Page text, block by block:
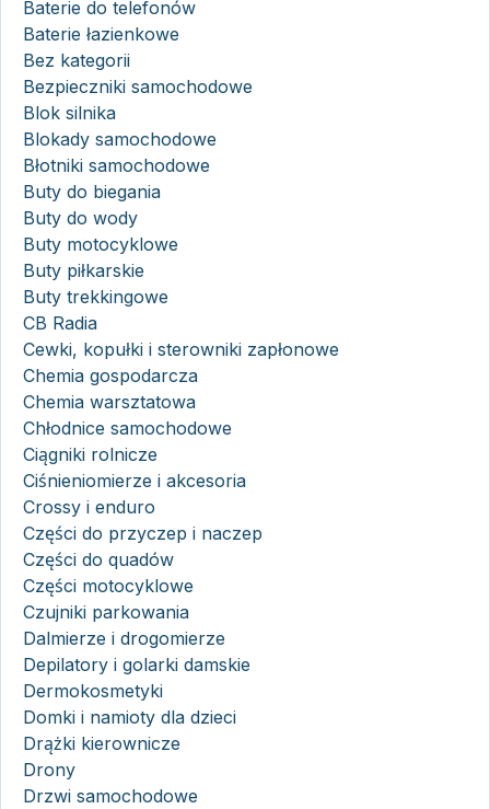
Baterie do telefonów
Baterie łazienkowe
Bez kategorii
Bezpieczniki samochodowe
Blok silnika
Blokady samochodowe
Błotniki samochodowe
Buty do biegania
Buty do wody
Buty motocyklowe
Buty piłkarskie
Buty trekkingowe
CB Radia
Cewki, kopułki i sterowniki zapłonowe
Chemia gospodarcza
Chemia warsztatowa
Chłodnice samochodowe
Ciągniki rolnicze
Ciśnieniomierze i akcesoria
Crossy i enduro
Części do przyczep i naczep
Części do quadów
Części motocyklowe
Czujniki parkowania
Dalmierze i drogomierze
Depilatory i golarki damskie
Dermokosmetyki
Domki i namioty dla dzieci
Drążki kierownicze
Drony
Drzwi samochodowe